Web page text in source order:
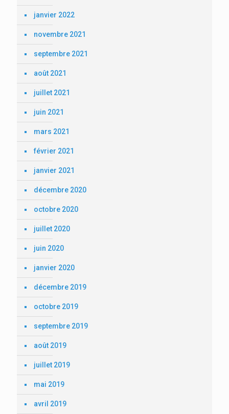
janvier 2022
novembre 2021
septembre 2021
août 2021
juillet 2021
juin 2021
mars 2021
février 2021
janvier 2021
décembre 2020
octobre 2020
juillet 2020
juin 2020
janvier 2020
décembre 2019
octobre 2019
septembre 2019
août 2019
juillet 2019
mai 2019
avril 2019